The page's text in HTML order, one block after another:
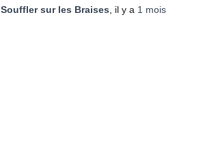
Souffler sur les Braises , il y a 1 mois